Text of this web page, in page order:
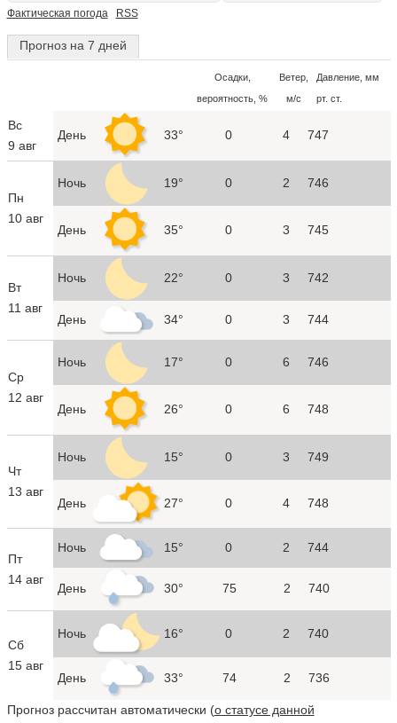
Фактическая погода RSS
Прогноз на 7 дней
Осадки,
вероятность, %
Ветер,
м/с
Давление, мм
рт. ст.
Вс
9 авг
День 33° 0 4 747
Пн
10 авг
Ночь 19° 0 2 746
День 35° 0 3 745
Вт
11 авг
Ночь 22° 0 3 742
День 34° 0 3 744
Ср
12 авг
Ночь 17° 0 6 746
День 26° 0 6 748
Чт
13 авг
Ночь 15° 0 3 749
День 27° 0 4 748
Пт
14 авг
Ночь 15° 0 2 744
День 30° 75 2 740
Сб
15 авг
Ночь 16° 0 2 740
День 33° 74 2 736
Прогноз рассчитан автоматически (о статусе данной